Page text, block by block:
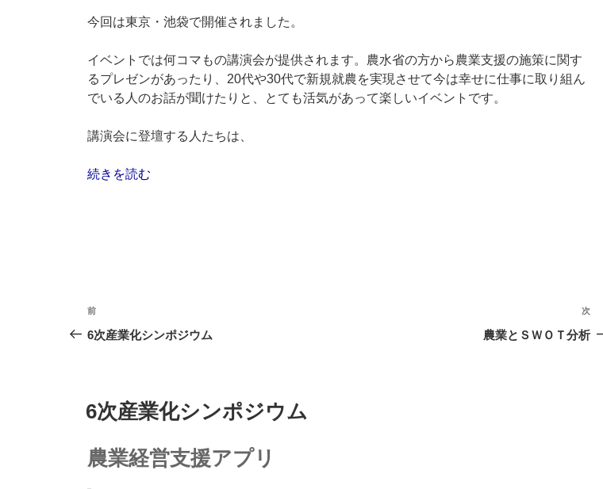
今回は東京・池袋で開催されました。
イベントでは何コマもの講演会が提供されます。農水省の方から農業支援の施策に関す
るプレゼンがあったり、20代や30代で新規就農を実現させて今は幸せに仕事に取り組ん
でいる人のお話が聞けたりと、とても活気があって楽しいイベントです。
講演会に登壇する人たちは、
“農
の
続きを読む
投
稿
ゲ
ー
前
の
前
6次産業化シンポジウム
次
の
次
農業とＳＷＯＴ分析
稿
6次産業化シンポジウム
農業経営支援アプリ